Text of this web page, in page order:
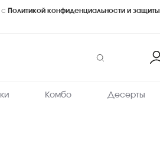
с Политикой конфиденциальности и защиты
Комбо Десерты